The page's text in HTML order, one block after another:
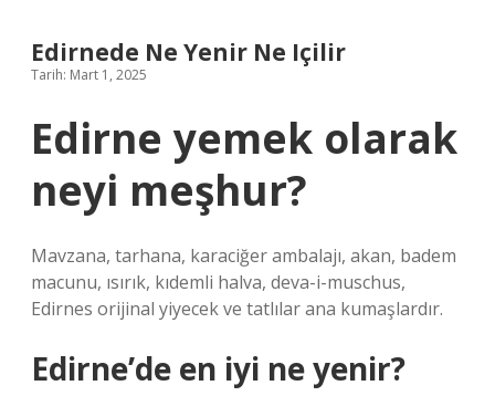
Edirnede Ne Yenir Ne Içilir
Tarih: Mart 1, 2025
Edirne yemek olarak
neyi meşhur?
Mavzana, tarhana, karaciğer ambalajı, akan, badem
macunu, ısırık, kıdemli halva, deva-i-muschus,
Edirnes orijinal yiyecek ve tatlılar ana kumaşlardır.
Edirne’de en iyi ne yenir?